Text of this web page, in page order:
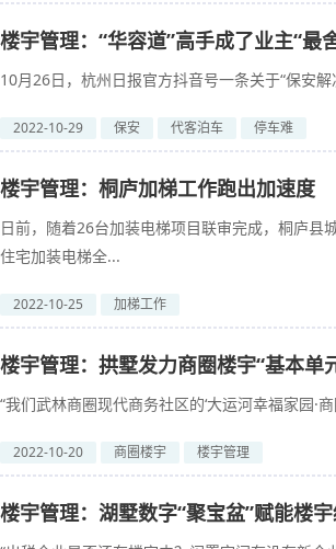
楼宇管理：“华容道”高手成了业主“最
10月26日，杭州日报官方抖音号一条关于“保安
2022-10-29 保安 代客泊车 停车难
楼宇管理：桐庐加梯工作跑出加速度
日前，随着26台加装电梯项目联审完成，桐庐
住宅加装电梯全...
2022-10-25 加梯工作
楼宇管理：拱墅发力商圈楼宇“基本单
“我们武林商圈现代商务社区的‘大运河幸福家园·
2022-10-20 商圈楼宇 楼宇管理
楼宇管理：湖墅数字“聚宝盆”赋能楼